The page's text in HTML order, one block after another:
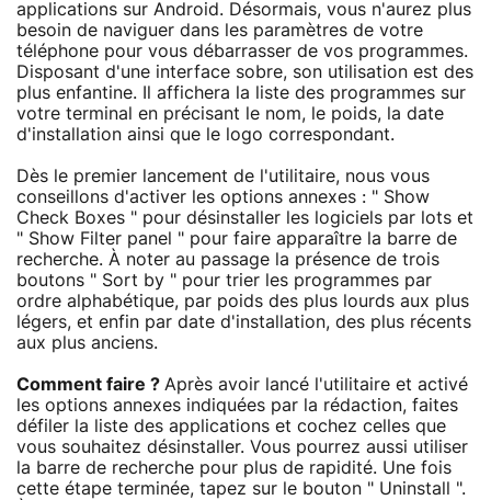
applications sur Android. Désormais, vous n'aurez plus
besoin de naviguer dans les paramètres de votre
téléphone pour vous débarrasser de vos programmes.
Disposant d'une interface sobre, son utilisation est des
plus enfantine. Il affichera la liste des programmes sur
votre terminal en précisant le nom, le poids, la date
d'installation ainsi que le logo correspondant.
Dès le premier lancement de l'utilitaire, nous vous
conseillons d'activer les options annexes : " Show
Check Boxes " pour désinstaller les logiciels par lots et
" Show Filter panel " pour faire apparaître la barre de
recherche. À noter au passage la présence de trois
boutons " Sort by " pour trier les programmes par
ordre alphabétique, par poids des plus lourds aux plus
légers, et enfin par date d'installation, des plus récents
aux plus anciens.
Comment faire ? Après avoir lancé l'utilitaire et activé
les options annexes indiquées par la rédaction, faites
défiler la liste des applications et cochez celles que
vous souhaitez désinstaller. Vous pourrez aussi utiliser
la barre de recherche pour plus de rapidité. Une fois
cette étape terminée, tapez sur le bouton " Uninstall ".